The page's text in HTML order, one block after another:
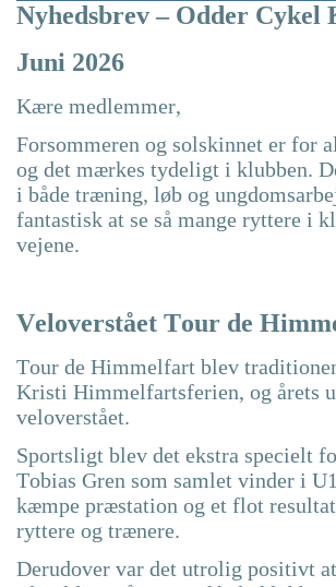
Nyhedsbrev – Odder Cykel
Juni 2026
Kære medlemmer,
Forsommeren og solskinnet er for
og det mærkes tydeligt i klubben.
i både træning, løb og
fantastisk at se så mange ryttere i
vejene.
Veloverstået Tour de
Tour de Himmelfart blev
Kristi Himmelfartsferien, og årets
veloverstået.
Sportsligt blev det ekstra specielt
Tobias Gren som samlet vinder i
kæmpe præstation og et flot
ryttere og trænere.
Derudover var det utrolig positivt